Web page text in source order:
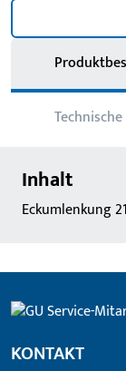
Inhalt
Eckumlenkung
KONTAKT